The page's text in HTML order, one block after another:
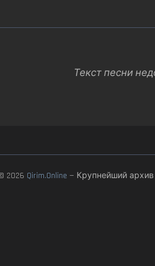
Текст песни
2026 Qirim.Online — Крупнейший